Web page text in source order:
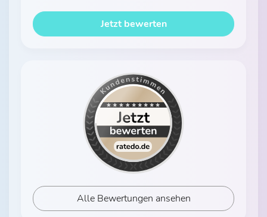
Jetzt bewerten
Alle Bewertungen ansehen